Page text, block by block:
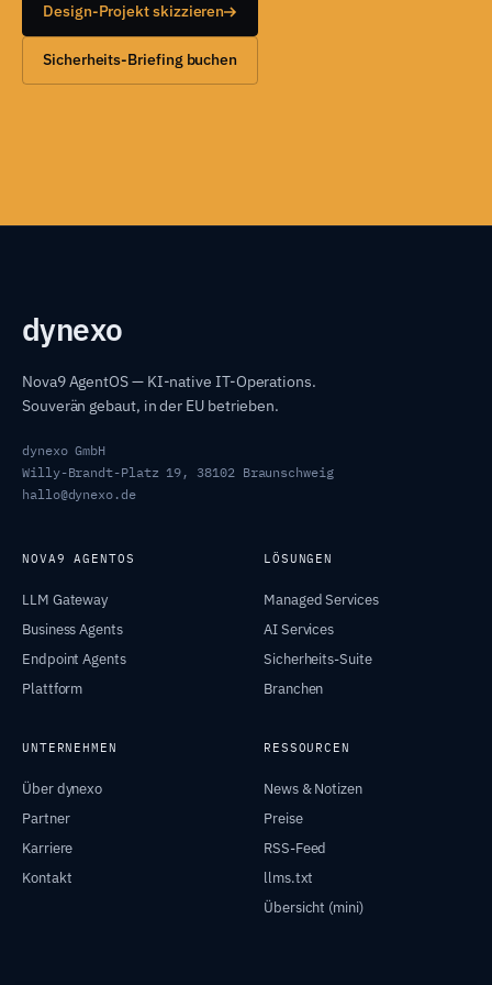
Design-Projekt skizzieren
Sicherheits-Briefing buchen
dynexo
Nova9 AgentOS — KI-native IT-Operations.
Souverän gebaut, in der EU betrieben.
dynexo GmbH
Willy-Brandt-Platz 19, 38102 Braunschweig
hallo@dynexo.de
NOVA9 AGENTOS
LLM Gateway
Business Agents
Endpoint Agents
Plattform
LÖSUNGEN
Managed Services
AI Services
Sicherheits-Suite
Branchen
UNTERNEHMEN
Über dynexo
Partner
Karriere
Kontakt
RESSOURCEN
News & Notizen
Preise
RSS-Feed
llms.txt
Übersicht (mini)